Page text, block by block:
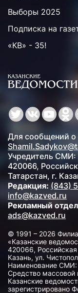
Выборы 2025
Подписка на
«КВ» - 35!
Для сообщений о
Учредитель
420066,
Татарстан, г.
Редакция: (843)
info@kazved.ru
Рекламный отдел
ads@kazved.ru
© 1991 – 2026
«Казанские
420066,
Казань, ул.
Наименование СМИ:
Средство массовой
Казанские
зарегистрировано